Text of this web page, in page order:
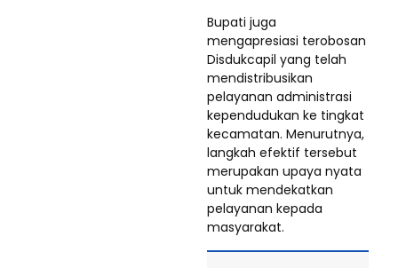
Bupati juga
mengapresiasi terobosan
Disdukcapil yang telah
mendistribusikan
pelayanan administrasi
kependudukan ke tingkat
kecamatan. Menurutnya,
langkah efektif tersebut
merupakan upaya nyata
untuk mendekatkan
pelayanan kepada
masyarakat.